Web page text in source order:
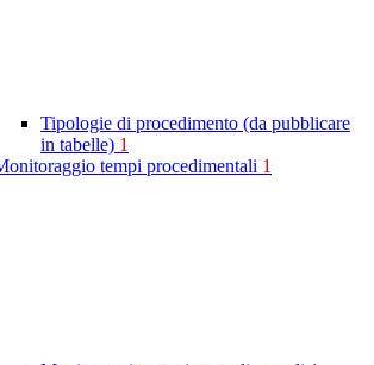
Tipologie di procedimento (da pubblicare
in tabelle) 1
tempi procedimentali 1